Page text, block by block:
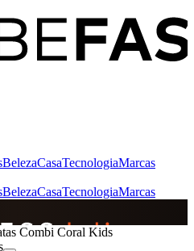
BelezaCasaTecnologiaMarcas
BelezaCasaTecnologiaMarcas
Combi Coral Kids